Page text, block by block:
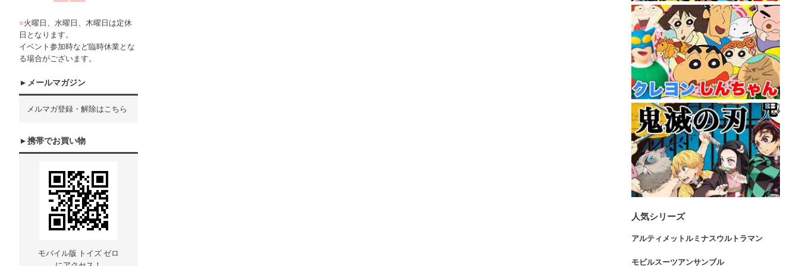
■火曜日、水曜日、木曜日は定休
日となります。
イベント参加時など臨時休業とな
る場合がございます。
メールマガジン
メルマガ登録・解除はこちら
携帯でお買い物
モバイル版 トイズ ゼロ
人気シリーズ
アルティメットルミナスウルトラマン
モビルスーツアンサンブル